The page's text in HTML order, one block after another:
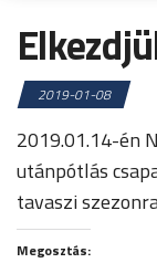
2019-01-08
2019.01.14-én
utánpótlás
tavaszi
Megosztás: